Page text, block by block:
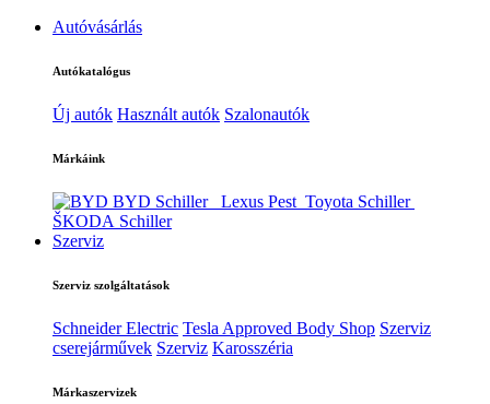
Autóvásárlás
Autókatalógus
Új autók Használt autók Szalonautók
Márkáink
BYD Schiller Lexus Pest Toyota Schiller
ŠKODA Schiller
Szerviz
Szerviz szolgáltatások
Schneider Electric Tesla Approved Body Shop Szerviz
cserejárművek Szerviz Karosszéria
Márkaszervizek